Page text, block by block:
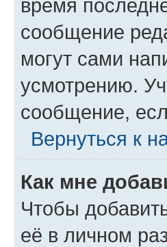
время
сообщение
могут сами
усмотрению.
сообщение,
Вернуться к
Как мне
Чтобы
её в личном